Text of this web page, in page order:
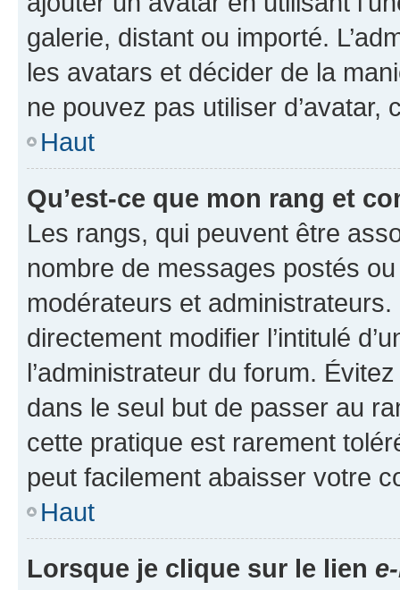
galerie, distant ou importé.
les avatars et décider de la
ne pouvez pas utiliser
Haut
Qu’est-ce que mon rang et
Les rangs, qui peuvent être
nombre de messages postés
modérateurs et
directement modifier l’intitulé
l’administrateur du forum.
dans le seul but de passer au
cette pratique est rarement
peut facilement abaisser votre
Haut
Lorsque je clique sur le lien